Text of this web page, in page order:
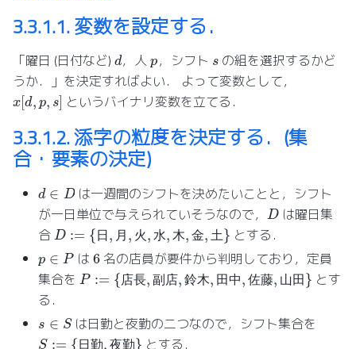
3.3.1.1.変数を設定する．
「曜日 (日付など) d，人p，シフト sの組を選択するかど
うか．」を決定すればよい． よって変数として，
x[d, p,s というバイナリ変数を立てる．
3.3.1.2.添字の粒度を決定する．(集
合・要素の決定)
d∈D
は一週間のシフトを決めたいことと，シフト
が一日単位で与えられていそうなので，
Dは曜日集
合
日 月 火 水 木 金 土
D:= 日,月 火 水 木, 金, 土} とする．
p ∈P は 6名の店員が要件から判明しており，定員
集合を
店 長 店 鈴 木 田 佐 藤 山 田
P:= 店長,副 店鈴 木,田 中,佐 藤,山 田}
とす
る．
s ∈S は日勤と夜勤の二つなので，シフト集合を
S:= 日勤,夜 勤} とする．